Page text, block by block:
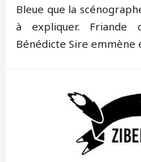
Bleue que la
à expliquer. Friande
Bénédicte Sire emmène